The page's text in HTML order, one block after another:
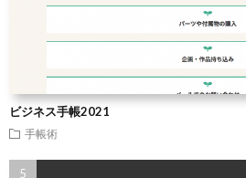
ビジネス手帳2021
手帳術